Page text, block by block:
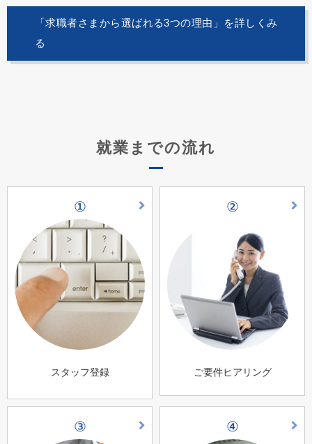
「求職者さまから選ばれる3つの理由」を詳しくみ
る
就業までの流れ
①
スタッフ登録
②
ご要件ヒアリング
③ ④